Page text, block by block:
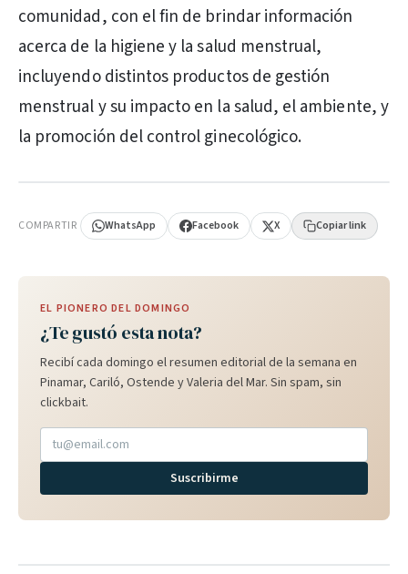
comunidad, con el fin de brindar información
acerca de la higiene y la salud menstrual,
incluyendo distintos productos de gestión
menstrual y su impacto en la salud, el ambiente, y
la promoción del control ginecológico.
COMPARTIR WhatsApp Facebook X Copiar link
EL PIONERO DEL DOMINGO
¿Te gustó esta nota?
Recibí cada domingo el resumen editorial de la semana en
Pinamar, Cariló, Ostende y Valeria del Mar. Sin spam, sin
clickbait.
Suscribirme